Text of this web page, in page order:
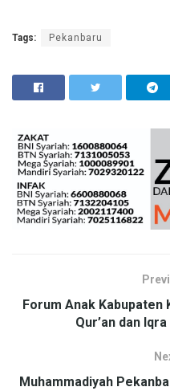
Tags: Pekanbaru
Forum Anak Kabupaten
Qur’an dan
Muhammadiyah